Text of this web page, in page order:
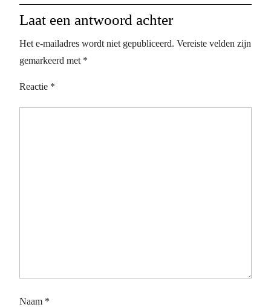
Laat een antwoord achter
Het e-mailadres wordt niet gepubliceerd. Vereiste velden zijn
gemarkeerd met *
Reactie *
Naam *